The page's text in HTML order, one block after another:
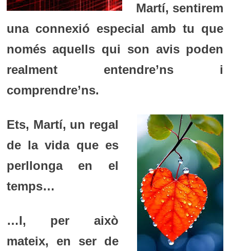
Martí, sentirem
una connexió especial amb tu que
només aquells qui son avis poden
realment entendre’ns i
comprendre’ns.
Ets, Martí, un regal
de la vida que es
perllonga en el
temps…
…I, per això
mateix, en ser de